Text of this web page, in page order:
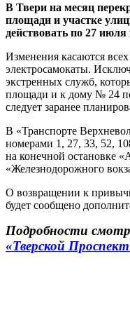
В Твери на месяц
площади и участке
действовать по 27 июля
Изменения касаются
электросамокаты.
экстренных служб,
площади и к дому № 24
следует заранее
В «Транспорте
номерами 1, 27, 33, 52,
на конечной остановке
«Железнодорожного
О возвращении к
будет сообщено
Подробности
«Тверской